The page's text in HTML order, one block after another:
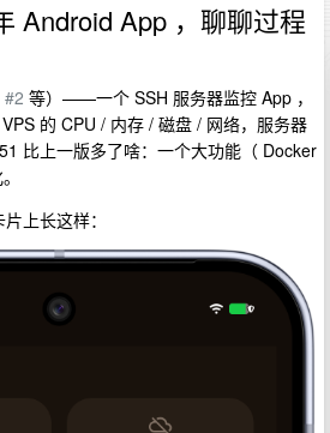
Android App ，聊聊过程
#2 等）——一个 SSH 服务器监控 App ，
的 CPU / 内存 / 磁盘 / 网络，服务器
比上一版多了啥：一个大功能（ Docker
上长这样：